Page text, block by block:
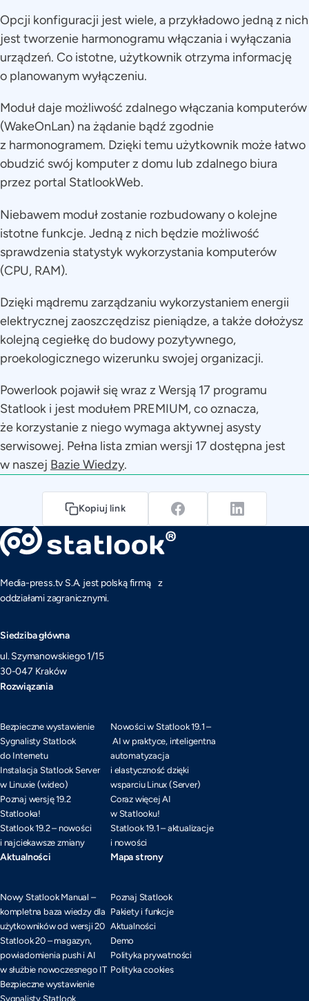
Opcji konfiguracji jest wiele, a przykładowo jedną z nich
jest tworzenie harmonogramu włączania i wyłączania
urządzeń. Co istotne, użytkownik otrzyma informację
o planowanym wyłączeniu.
Moduł daje możliwość zdalnego włączania komputerów
(WakeOnLan) na żądanie bądź zgodnie
z harmonogramem. Dzięki temu użytkownik może łatwo
obudzić swój komputer z domu lub zdalnego biura
przez portal StatlookWeb.
Niebawem moduł zostanie rozbudowany o kolejne
istotne funkcje. Jedną z nich będzie możliwość
sprawdzenia statystyk wykorzystania komputerów
(CPU, RAM).
Dzięki mądremu zarządzaniu wykorzystaniem energii
elektrycznej zaoszczędzisz pieniądze, a także dołożysz
kolejną cegiełkę do budowy pozytywnego,
proekologicznego wizerunku swojej organizacji.
Powerlook pojawił się wraz z Wersją 17 programu
Statlook i jest modułem PREMIUM, co oznacza,
że korzystanie z niego wymaga aktywnej asysty
serwisowej. Pełna lista zmian wersji 17 dostępna jest
w naszej Bazie Wiedzy.
Kopiuj link
Media-press.tv S.A. jest polską firmą z
oddziałami zagranicznymi.
Siedziba główna
ul. Szymanowskiego 1/15
30-047 Kraków
Rozwiązania
Bezpieczne wystawienie
Sygnalisty Statlook
do Internetu
Instalacja Statlook Server
w Linuxie (wideo)
Poznaj wersję 19.2
Statlooka!
Statlook 19.2 – nowości
i najciekawsze zmiany
Nowości w Statlook 19.1 –
AI w praktyce, inteligentna
automatyzacja
i elastyczność dzięki
wsparciu Linux (Server)
Coraz więcej AI
w Statlooku!
Statlook 19.1 – aktualizacje
i nowości
Aktualności
Nowy Statlook Manual –
kompletna baza wiedzy dla
użytkowników od wersji 20
Statlook 20 – magazyn,
powiadomienia push i AI
w służbie nowoczesnego IT
Bezpieczne wystawienie
Sygnalisty Statlook
Mapa strony
Poznaj Statlook
Pakiety i funkcje
Aktualności
Demo
Polityka prywatności
Polityka cookies